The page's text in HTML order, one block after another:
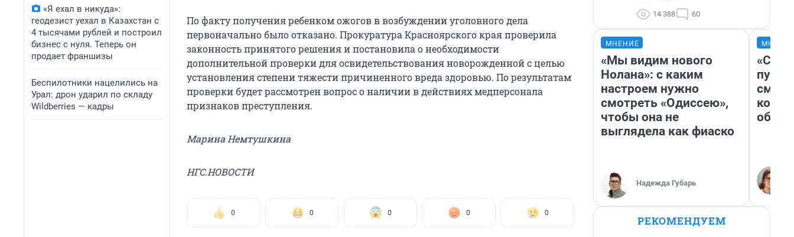
«Я ехал в никуда»:
геодезист уехал в Казахстан с
4 тысячами рублей и построил
бизнес с нуля. Теперь он
продает франшизы
Беспилотники нацелились на
Урал: дрон ударил по складу
Wildberries — кадры
По факту получения ребенком ожогов в возбуждении уголовного дела
первоначально было отказано. Прокуратура Красноярского края проверила
законность принятого решения и постановила о необходимости
дополнительной проверки для освидетельствования новорожденной с целью
установления степени тяжести причиненного вреда здоровью. По результатам
проверки будет рассмотрен вопрос о наличии в действиях медперсонала
признаков преступления.
Марина Немтушкина
НГС.НОВОСТИ
0 0 0 0 0
14 388 60
МНЕНИЕ
«Мы видим нового
Нолана»: с каким
настроем нужно
смотреть «Одиссею»,
чтобы она не
выглядела как фиаско
Надежда Губарь
РЕКОМЕНДУЕМ